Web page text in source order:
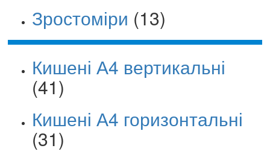
Зростоміри (13)
Кишені А4 вертикальні
(41)
Кишені А4 горизонтальні
(31)